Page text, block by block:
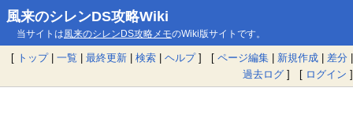
風来のシレンDS攻略Wiki
当サイトは風来のシレンDS攻略メモのWiki版サイトです。
[ トップ| 一覧 | 最終更新 | 検索 | ヘルプ] [ ページ編集 | 新規作成 | 差分 |
過去ログ ] [ ログイン ]